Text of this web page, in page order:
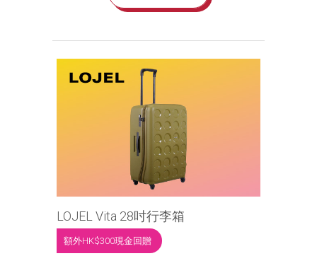
LOJEL Vita 28吋行李箱
額外HK$300現金回贈